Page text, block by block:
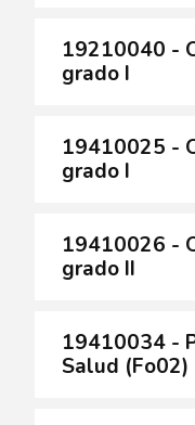
19210040 -
grado I
19410025 -
grado I
19410026 -
grado II
19410034 -
Salud (Fo02)